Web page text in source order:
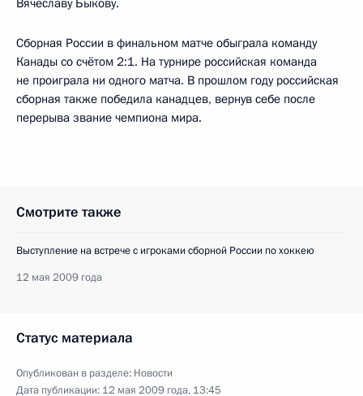
Сборная России в финальном матче обыграла команду
Канады со счётом 2:1. На турнире российская команда
не проиграла ни одного матча. В прошлом году российская
сборная также победила канадцев, вернув себе после
перерыва звание чемпиона мира.
Смотрите также
Выступление на встрече с игроками сборной России по хоккею
12 мая 2009 года
Статус материала
Опубликован в разделе: Новости
Дата публикации: 12 мая 2009 года, 13:45